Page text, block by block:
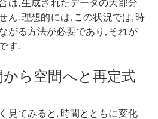
ん. 理想的には, この状況では, 時
がる方法が必要であり, それが
す.
ら空間へと再定式
見てみると, 時間とともに変化